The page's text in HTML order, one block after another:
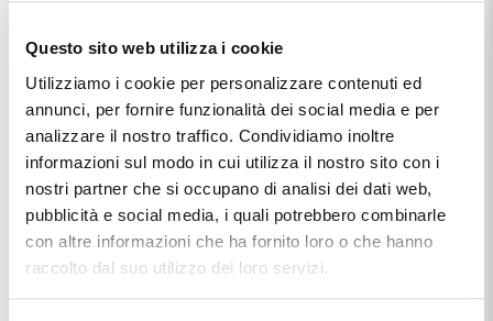
Questo sito web utilizza i cookie
Utilizziamo i cookie per personalizzare contenuti ed
annunci, per fornire funzionalità dei social media e per
analizzare il nostro traffico. Condividiamo inoltre
informazioni sul modo in cui utilizza il nostro sito con i
nostri partner che si occupano di analisi dei dati web,
pubblicità e social media, i quali potrebbero combinarle
con altre informazioni che ha fornito loro o che hanno
raccolto dal suo utilizzo dei loro servizi.